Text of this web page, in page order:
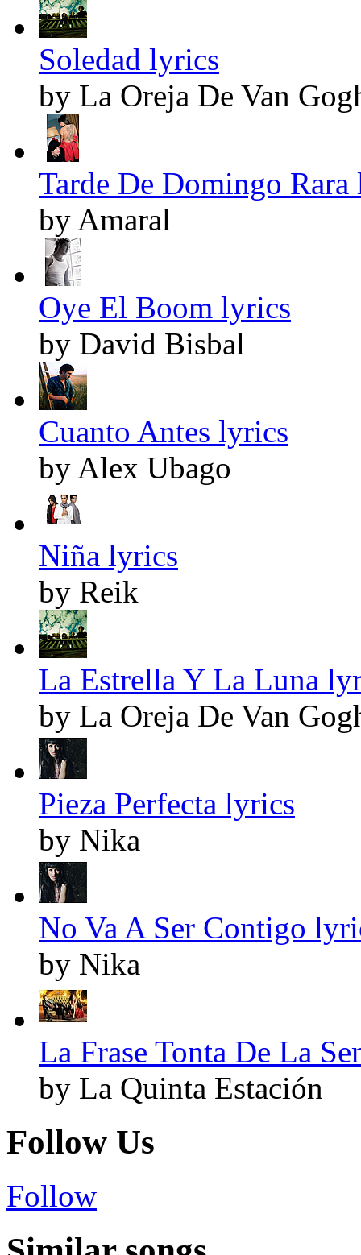
Soledad lyrics
by La Oreja De Van
Tarde De Domingo
by Amaral
Oye El Boom lyrics
by David Bisbal
Cuanto Antes lyrics
by Alex Ubago
Niña lyrics
by Reik
La Estrella Y La Luna
by La Oreja De Van
Pieza Perfecta lyrics
by Nika
No Va A Ser Contigo
by Nika
La Frase Tonta De La
by La Quinta Estación
Follow Us
Follow